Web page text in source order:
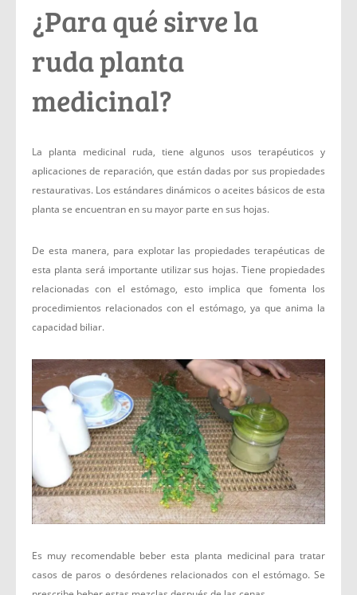
¿Para qué sirve la
ruda planta
medicinal?
La planta medicinal ruda, tiene algunos usos terapéuticos y
aplicaciones de reparación, que están dadas por sus propiedades
restaurativas. Los estándares dinámicos o aceites básicos de esta
planta se encuentran en su mayor parte en sus hojas.
De esta manera, para explotar las propiedades terapéuticas de
esta planta será importante utilizar sus hojas. Tiene propiedades
relacionadas con el estómago, esto implica que fomenta los
procedimientos relacionados con el estómago, ya que anima la
capacidad biliar.
Es muy recomendable beber esta planta medicinal para tratar
casos de paros o desórdenes relacionados con el estómago. Se